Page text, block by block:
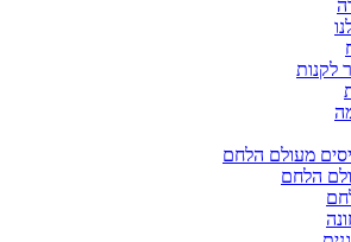
לקנות
מעולם הלחם
הלחם